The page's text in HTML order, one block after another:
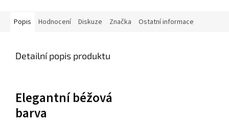
Popis Hodnocení Diskuze Značka Ostatní informace
Detailní popis produktu
Elegantní béžová
barva